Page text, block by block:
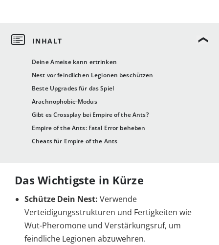
Deine Ameise kann ertrinken
Nest vor feindlichen Legionen beschützen
Beste Upgrades für das Spiel
Arachnophobie-Modus
Gibt es Crossplay bei Empire of the Ants?
Empire of the Ants: Fatal Error beheben
Cheats für Empire of the Ants
Das Wichtigste in Kürze
Schütze Dein Nest: Verwende
Verteidigungsstrukturen und Fertigkeiten wie
Wut-Pheromone und Verstärkungsruf, um
feindliche Legionen abzuwehren.